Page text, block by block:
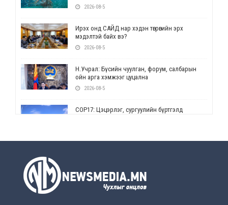
2026-08-5
Ирэх онд САЙД нар хэдэн төгрөгийн эрх
мэдэлтэй байх вэ?
2026-08-5
Н.Учрал: Бүсийн чуулган, форум, салбарын
ойн арга хэмжээг цуцална
2026-08-5
СОР17: Цэцэрлэг, сургуулийн бүртгэлд
2026-08-5